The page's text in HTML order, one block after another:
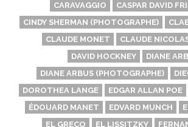
CARAVAGGIO
CASPAR DAVID
CINDY SHERMAN (PHOTOGRAPHE)
CLAUDE MONET
CLAUDE
DAVID HOCKNEY
DIANE
DIANE ARBUS (PHOTOGRAPHE)
DOROTHEA LANGE
EDGAR ALLAN POE
ÉDOUARD MANET
EDVARD MUNCH
EL GRECO
EL LISSITZKY